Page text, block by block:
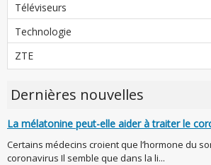
Téléviseurs
Technologie
ZTE
Dernières nouvelles
La mélatonine peut-elle aider à traiter le
Certains médecins croient que l’hormone du
coronavirus Il semble que dans la li...